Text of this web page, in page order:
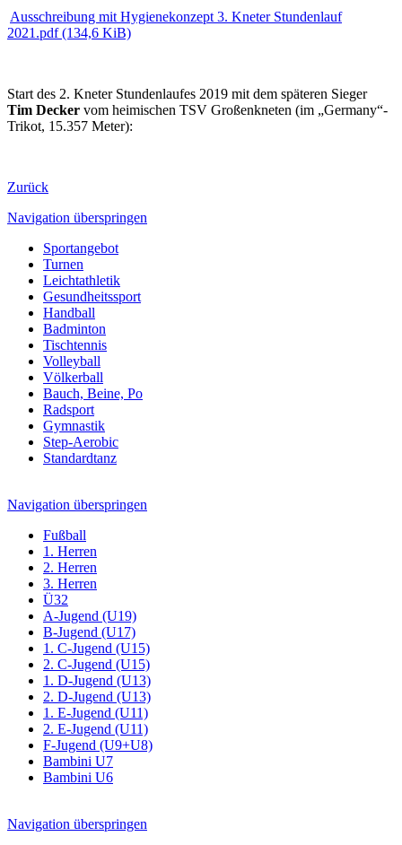
Ausschreibung mit Hygienekonzept 3. Kneter Stundenlauf
2021.pdf(134,6 KiB)
Start des 2. Kneter Stundenlaufes 2019 mit dem späteren Sieger
Tim Decker vom heimischen TSV Großenkneten (im „Germany“-
Trikot, 15.357 Meter):
Zurück
Navigation überspringen
Sportangebot
Turnen
Leichtathletik
Gesundheitssport
Handball
Badminton
Tischtennis
Volleyball
Völkerball
Bauch, Beine, Po
Radsport
Gymnastik
Step-Aerobic
Standardtanz
Navigation überspringen
Fußball
1. Herren
2. Herren
3. Herren
Ü32
A-Jugend (U19)
B-Jugend (U17)
1. C-Jugend (U15)
2. C-Jugend (U15)
1. D-Jugend (U13)
2. D-Jugend (U13)
1. E-Jugend (U11)
2. E-Jugend (U11)
F-Jugend (U9+U8)
Bambini U7
Bambini U6
Navigation überspringen